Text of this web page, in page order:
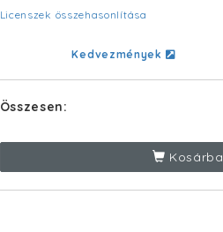
Licenszek összehasonlítása
Kedvezmények
Összesen:
Kosárba